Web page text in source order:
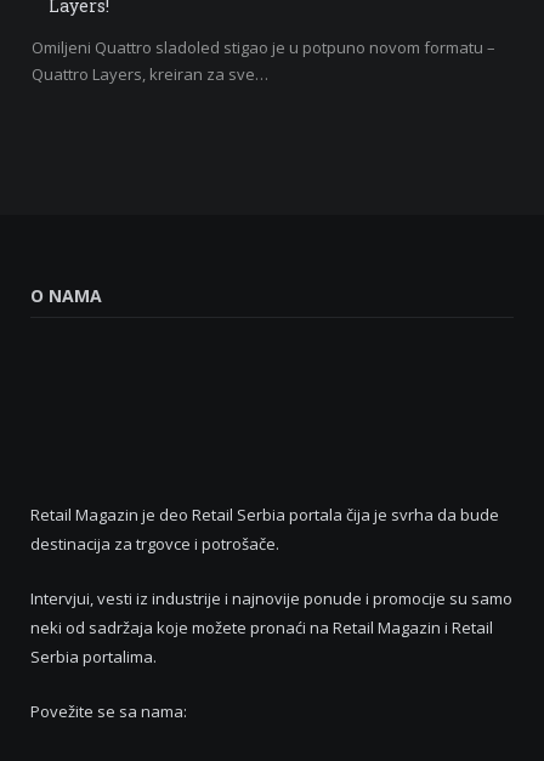
Layers!
Omiljeni Quattro sladoled stigao je u potpuno novom formatu –
Quattro Layers, kreiran za sve…
O NAMA
Retail Magazin je deo Retail Serbia portala čija je svrha da bude
destinacija za trgovce i potrošače.
Intervjui, vesti iz industrije i najnovije ponude i promocije su samo
neki od sadržaja koje možete pronaći na Retail Magazin i Retail
Serbia portalima.
Povežite se sa nama: